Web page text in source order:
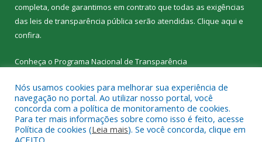
completa, onde garantimos em contrato que todas as exigências
das leis de transparência pública serão atendidas. Clique aqui e
confira.
Conheça o Programa Nacional de Transparência
Todos os direitos reservados a SEMED – Secretaria Municipal de
Educação de Senador José Porfírio.
Nós usamos cookies para melhorar sua experiência de
navegação no portal. Ao utilizar nosso portal, você
concorda com a política de monitoramento de cookies.
Para ter mais informações sobre como isso é feito, acesse
Política de cookies (Leia mais). Se você concorda, clique em
ACEITO.